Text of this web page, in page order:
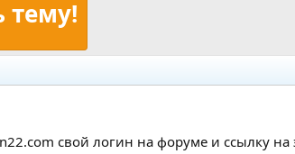
тему!
свой логин на форуме и ссылку на